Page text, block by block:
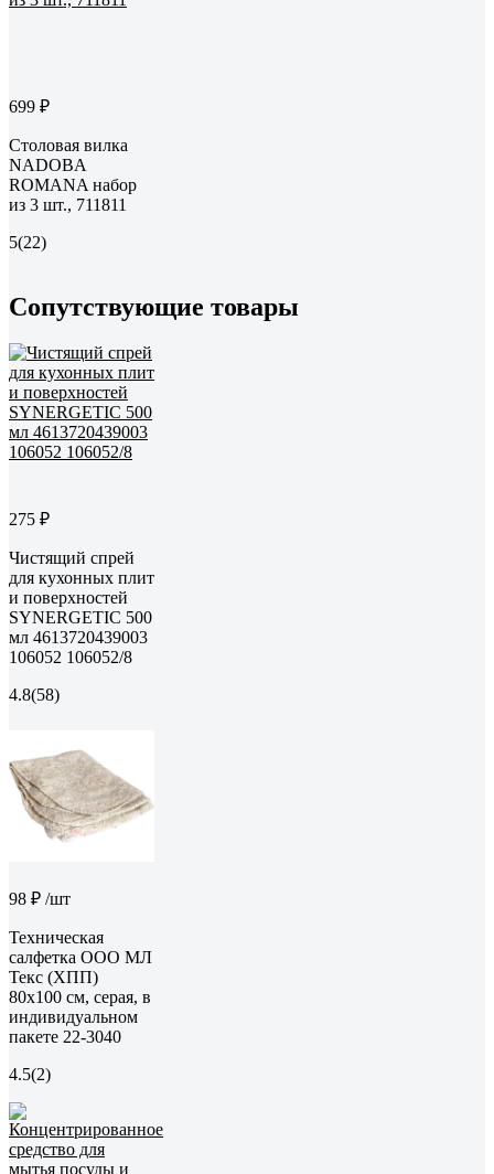
699 ₽
Столовая вилка
NADOBA
ROMANA набор
из 3 шт., 711811
5(22)
Сопутствующие товары
275 ₽
Чистящий спрей
для кухонных плит
и поверхностей
SYNERGETIC 500
мл 4613720439003
106052 106052/8
4.8(58)
98 ₽ /шт
Техническая
салфетка ООО МЛ
Текс (ХПП)
80x100 см, серая, в
индивидуальном
пакете 22-3040
4.5(2)